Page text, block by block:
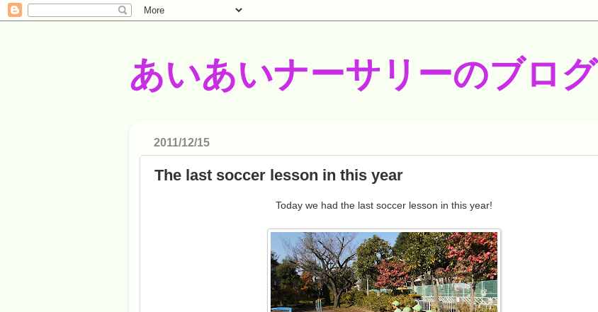
あいあいナーサリーのブログ
2011/12/15
The last soccer lesson in this year
Today we had the last soccer lesson in this year!